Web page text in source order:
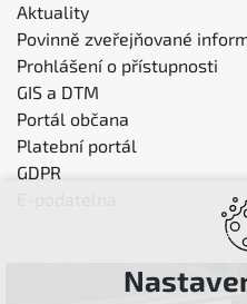
Aktuality
Povinně zveřejňované
Prohlášení o přístupnosti
GIS a DTM
Portál občana
Platební portál
GDPR